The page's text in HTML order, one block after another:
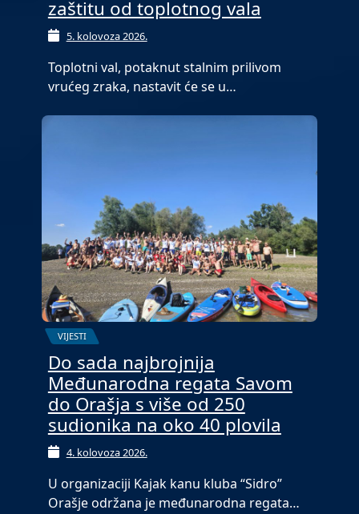
zaštitu od toplotnog vala
5. kolovoza 2026.
Toplotni val, potaknut stalnim prilivom
vrućeg zraka, nastavit će se u…
VIJESTI
Do sada najbrojnija
Međunarodna regata Savom
do Orašja s više od 250
sudionika na oko 40 plovila
4. kolovoza 2026.
U organizaciji Kajak kanu kluba “Sidro”
Orašje održana je međunarodna regata…